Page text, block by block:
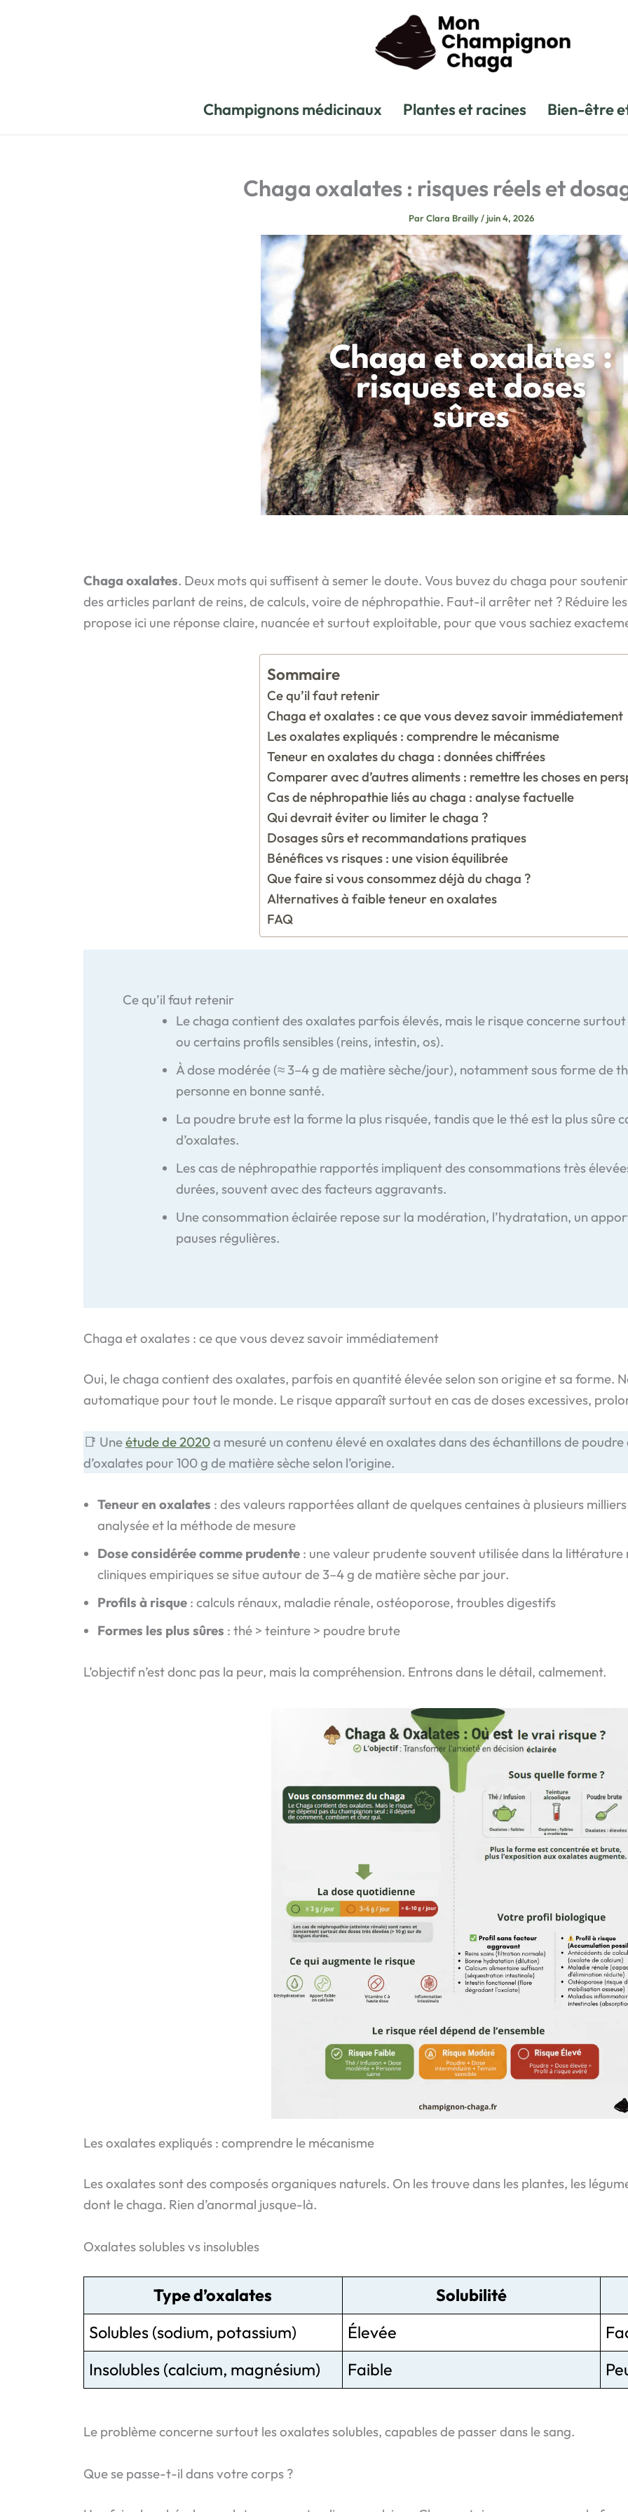
Champignons médicinaux Plantes et racines Bien-être
Chaga oxalates : risques réels et
ParClara Brailly/ juin 4, 2026
Chaga oxalates. Deux mots qui suffisent à semer le doute. Vous buvez du chaga pour
des articles parlant de reins, de calculs, voire de néphropathie. Faut-il arrêter net ? Réduire
propose ici une réponse claire, nuancée et surtout exploitable, pour que vous sachiez
Sommaire
Ce qu’il faut retenir
Chaga et oxalates : ce que vous devez savoir immédiatement
Les oxalates expliqués : comprendre le mécanisme
Teneur en oxalates du chaga : données chiffrées
Comparer avec d’autres aliments : remettre les choses en
Cas de néphropathie liés au chaga : analyse factuelle
Qui devrait éviter ou limiter le chaga ?
Dosages sûrs et recommandations pratiques
Bénéfices vs risques : une vision équilibrée
Que faire si vous consommez déjà du chaga ?
Alternatives à faible teneur en oxalates
FAQ
Ce qu’il faut retenir
Le chaga contient des oxalates parfois élevés, mais le risque concerne
ou certains profils sensibles (reins, intestin, os).
À dose modérée (≈ 3–4 g de matière sèche/jour), notamment sous forme de
personne en bonne santé.
La poudre brute est la forme la plus risquée, tandis que le thé est la plus sûre
d’oxalates.
Les cas de néphropathie rapportés impliquent des consommations très
durées, souvent avec des facteurs aggravants.
Une consommation éclairée repose sur la modération, l’hydratation, un
pauses régulières.
Chaga et oxalates : ce que vous devez savoir immédiatement
Oui, le chaga contient des oxalates, parfois en quantité élevée selon son origine et sa forme.
automatique pour tout le monde. Le risque apparaît surtout en cas de doses excessives,
📑 Uneétude de 2020a mesuré un contenu élevé en oxalates dans des échantillons de poudre
d’oxalates pour 100 g de matière sèche selon l’origine.
Teneur en oxalates : des valeurs rapportées allant de quelques centaines à plusieurs
analysée et la méthode de mesure
Dose considérée comme prudente: une valeur prudente souvent utilisée dans la
cliniques empiriques se situe autour de 3–4 g de matière sèche par jour.
Profils à risque: calculs rénaux, maladie rénale, ostéoporose, troubles digestifs
Formes les plus sûres : thé > teinture > poudre brute
L’objectif n’est donc pas la peur, mais la compréhension. Entrons dans le détail, calmement.
Les oxalates expliqués : comprendre le mécanisme
Les oxalates sont des composés organiques naturels. On les trouve dans les plantes, les
dont le chaga. Rien d’anormal jusque-là.
Oxalates solubles vs insolubles
Type d’oxalates Solubilité
Solubles (sodium, potassium)
Élevée
Insolubles (calcium, magnésium)
Faible
Le problème concerne surtout les oxalates solubles, capables de passer dans le sang.
Que se passe-t-il dans votre corps ?